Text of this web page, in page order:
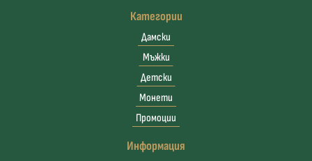
Категории
Дамски
Мъжки
Детски
Монети
Промоции
Информация